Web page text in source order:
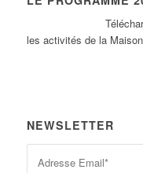
Tél
les activités de la
NEWSLETTER